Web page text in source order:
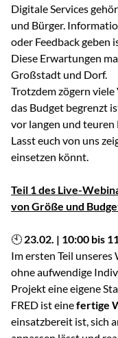
Digitale Services
und Bürger.
oder Feedback geben
Diese Erwartungen
Großstadt und Dorf.
Trotzdem zögern
das Budget begrenzt
vor langen und
Lasst euch von uns
einsetzen könnt.
Teil 1 des Live-
von Größe und
🕙 23.02. | 10:00 bis
Im ersten Teil
ohne aufwendige
Projekt eine eigene
FRED ist einefertige
einsatzbereit ist, sich